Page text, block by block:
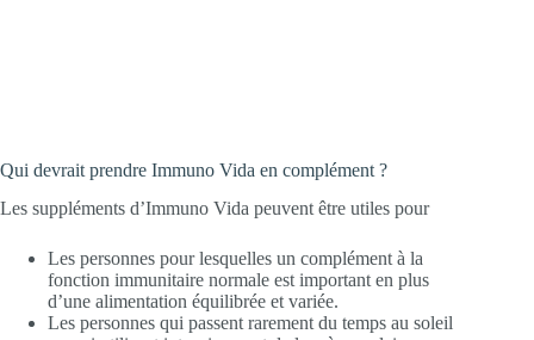
Qui devrait prendre Immuno Vida en complément ?
Les suppléments d’Immuno Vida peuvent être utiles pour
Les personnes pour lesquelles un complément à la
fonction immunitaire normale est important en plus
d’une alimentation équilibrée et variée.
Les personnes qui passent rarement du temps au soleil